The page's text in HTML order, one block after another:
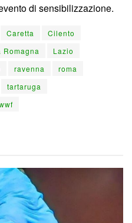
di sensibilizzazione.
Caretta
Cilento
Romagna
Lazio
ravenna
roma
tartaruga